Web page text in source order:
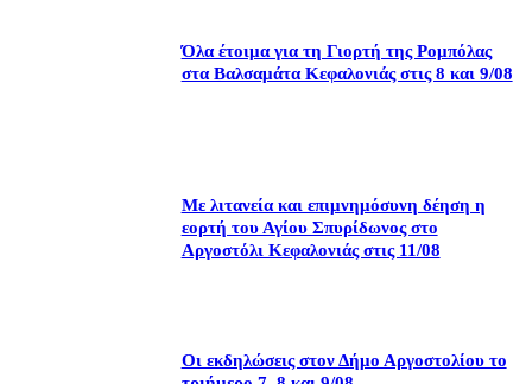
Όλα έτοιμα για τη Γιορτή της Ρομπόλας
στα Βαλσαμάτα Κεφαλονιάς στις 8 και 9/08
Με λιτανεία και επιμνημόσυνη δέηση η
εορτή του Αγίου Σπυρίδωνος στο
Αργοστόλι Κεφαλονιάς στις 11/08
Οι εκδηλώσεις στον Δήμο Αργοστολίου το